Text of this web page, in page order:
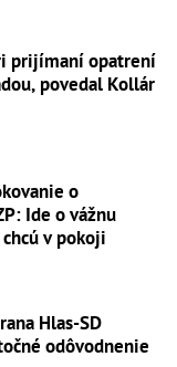
prijímaní opatrení
povedal Kollár
o
Ide o vážnu
v pokoji
Hlas-SD
odôvodnenie